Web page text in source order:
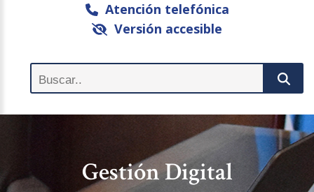
Atención telefónica
Versión accesible
Gestión Digital